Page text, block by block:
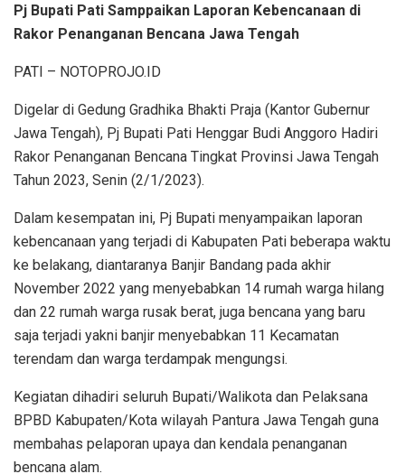
Pj Bupati Pati Samppaikan Laporan Kebencanaan di
Rakor Penanganan Bencana Jawa Tengah
PATI – NOTOPROJO.ID
Digelar di Gedung Gradhika Bhakti Praja (Kantor Gubernur
Jawa Tengah), Pj Bupati Pati Henggar Budi Anggoro Hadiri
Rakor Penanganan Bencana Tingkat Provinsi Jawa Tengah
Tahun 2023, Senin (2/1/2023).
Dalam kesempatan ini, Pj Bupati menyampaikan laporan
kebencanaan yang terjadi di Kabupaten Pati beberapa waktu
ke belakang, diantaranya Banjir Bandang pada akhir
November 2022 yang menyebabkan 14 rumah warga hilang
dan 22 rumah warga rusak berat, juga bencana yang baru
saja terjadi yakni banjir menyebabkan 11 Kecamatan
terendam dan warga terdampak mengungsi.
Kegiatan dihadiri seluruh Bupati/Walikota dan Pelaksana
BPBD Kabupaten/Kota wilayah Pantura Jawa Tengah guna
membahas pelaporan upaya dan kendala penanganan
bencana alam.